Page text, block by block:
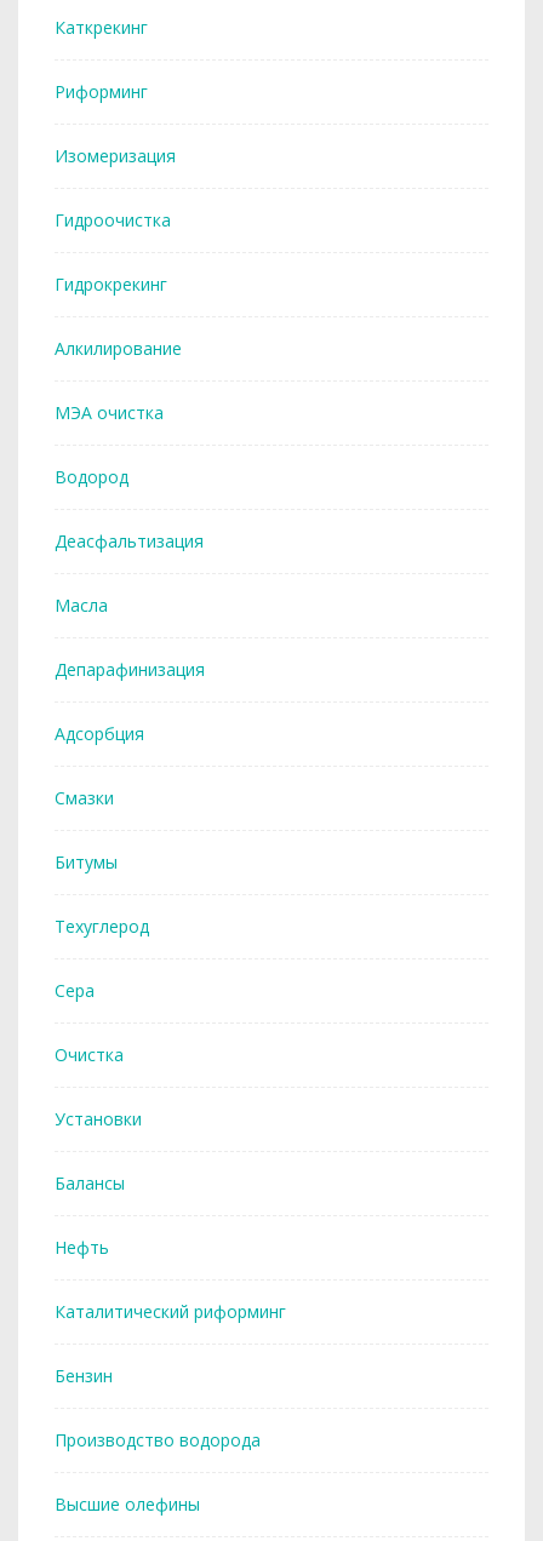
Каткрекинг
Риформинг
Изомеризация
Гидроочистка
Гидрокрекинг
Алкилирование
МЭА очистка
Водород
Деасфальтизация
Масла
Депарафинизация
Адсорбция
Смазки
Битумы
Техуглерод
Сера
Очистка
Установки
Балансы
Нефть
Каталитический риформинг
Бензин
Производство водорода
Высшие олефины